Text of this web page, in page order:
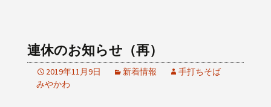
連休のお知らせ（再）
2019年11月9日 新着情報
手打ちそば
みやかわ